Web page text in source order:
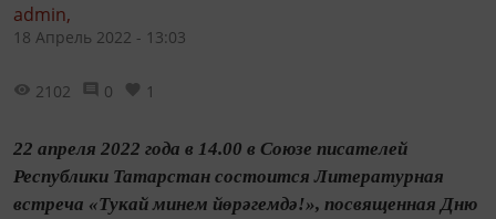
admin,
18 Апрель 2022 - 13:03
2102 0 1
22 апреля 2022 года в 14.00 в Союзе писателей
Республики Татарстан состоится Литературная
встреча «Тукай минем йөрәгемдә!», посвященная Дню